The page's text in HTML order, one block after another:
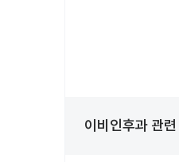
이비인후과 관련